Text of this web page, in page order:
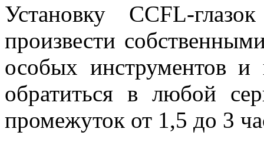
Установку CCFL-
произвести
особых инструментов
обратиться в любой
промежуток от 1,5 до 3